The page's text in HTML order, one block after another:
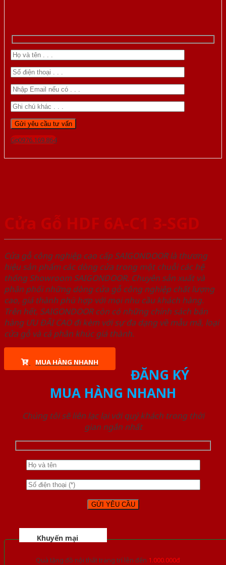
Gọi 0976.169.864
Cửa Gỗ HDF 6A-C1 3-SGD
Cửa gỗ công nghiệp cao cấp SAIGONDOOR là thương
hiệu sản phẩm các dòng cửa trong một chuỗi các hệ
thống Showroom SAIGONDOOR. Chuyên sản xuất và
phân phối những dòng cửa gỗ công nghiệp chất lượng
cao, giá thành phù hợp với mọi nhu cầu khách hàng.
Trên hết, SAIGONDOOR còn có những chính sách bán
hàng ƯU ĐÃI CAO đi kèm với sự đa dạng về mẫu mã, loại
cửa gỗ và cả phân khúc giá thành.
MUA HÀNG NHANH
ĐĂNG KÝ
MUA HÀNG NHANH
Chúng tôi sẽ liên lạc lại với quý khách trong thời
gian ngắn nhất
Khuyến mại
Quà tặng đồ nội thất trang trí lên đến 1.000.000đ